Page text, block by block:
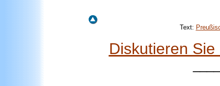
Text:
Diskutieren